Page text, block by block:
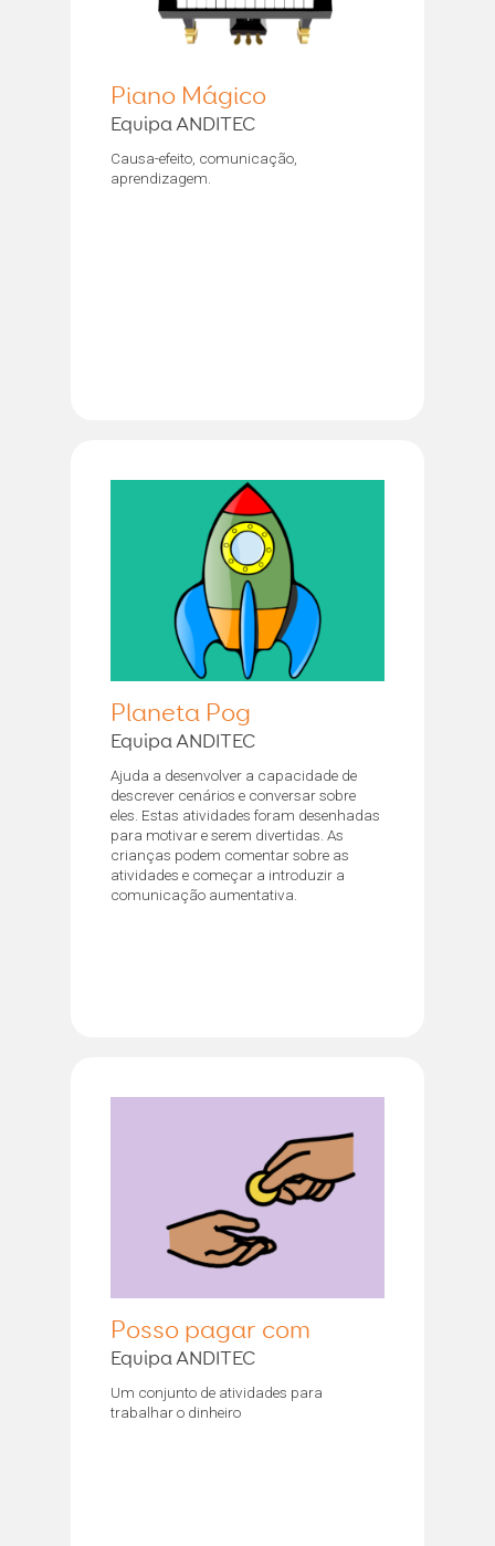
Piano Mágico
Equipa ANDITEC
Causa-efeito, comunicação,
aprendizagem.
Planeta Pog
Equipa ANDITEC
Ajuda a desenvolver a capacidade de
descrever cenários e conversar sobre
eles. Estas atividades foram desenhadas
para motivar e serem divertidas. As
crianças podem comentar sobre as
atividades e começar a introduzir a
comunicação aumentativa.
Posso pagar com
Equipa ANDITEC
Um conjunto de atividades para
trabalhar o dinheiro